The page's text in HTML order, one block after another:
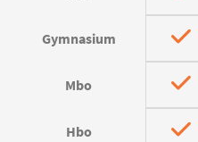
Gymnasium
Mbo
Hbo